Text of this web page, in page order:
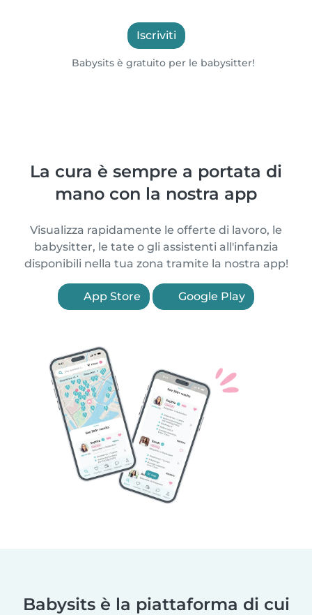
Iscriviti
Babysits è gratuito per le babysitter!
La cura è sempre a portata di
mano con la nostra app
Visualizza rapidamente le offerte di lavoro, le
babysitter, le tate o gli assistenti all'infanzia
disponibili nella tua zona tramite la nostra app!
App Store Google Play
Babysits è la piattaforma di cui